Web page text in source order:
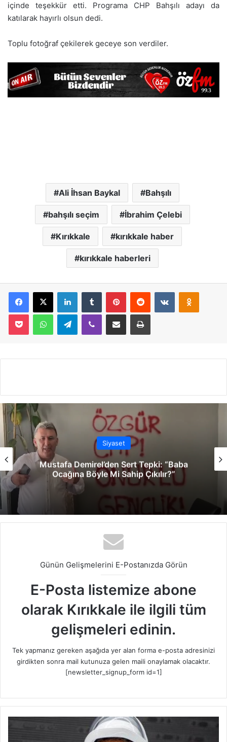
içinde teşekkür etti. Programa CHP Bahşılı adayı da
katılarak hayırlı olsun dedi.
Toplu fotoğraf çekilerek geceye son verdiler.
Ali İhsan Baykal Bahşılı
bahşılı seçim İbrahim Çelebi
Kırıkkale kırıkkale haber
kırıkkale haberleri
Telegram
Siyaset
Mustafa Demirel’den Sert Tepki: “Baba
Ocağına Böyle Mi Sahip Çıkılır?”
Günün Gelişmelerini E-Postanızda Görün
E-Posta listemize abone
olarak Kırıkkale ile ilgili tüm
gelişmeleri edinin.
Tek yapmanız gereken aşağıda yer alan forma e-posta adresinizi
girdikten sonra mail kutunuza gelen maili onaylamak olacaktır.
[newsletter_signup_form id=1]